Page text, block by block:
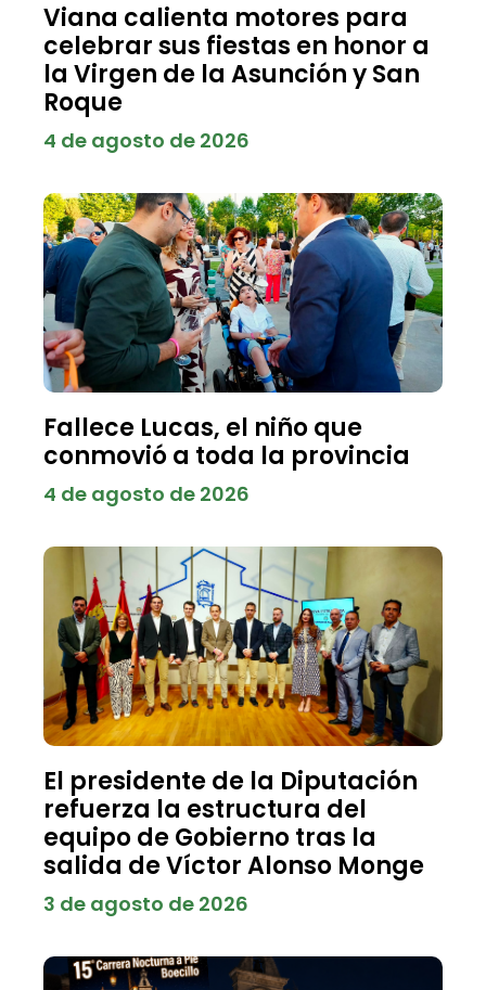
Viana calienta motores para
celebrar sus fiestas en honor a
la Virgen de la Asunción y San
Roque
4 de agosto de 2026
Fallece Lucas, el niño que
conmovió a toda la provincia
4 de agosto de 2026
El presidente de la Diputación
refuerza la estructura del
equipo de Gobierno tras la
salida de Víctor Alonso Monge
3 de agosto de 2026